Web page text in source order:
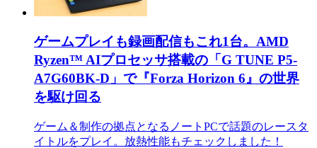
ゲームプレイも録画配信もこれ1台。AMD
Ryzen™ AIプロセッサ搭載の「G TUNE P5-
A7G60BK-D」で『Forza Horizon 6』の世界
を駆け回る
ゲーム＆制作の拠点となるノートPCで話題のレースタ
イトルをプレイ。放熱性能もチェックしました！